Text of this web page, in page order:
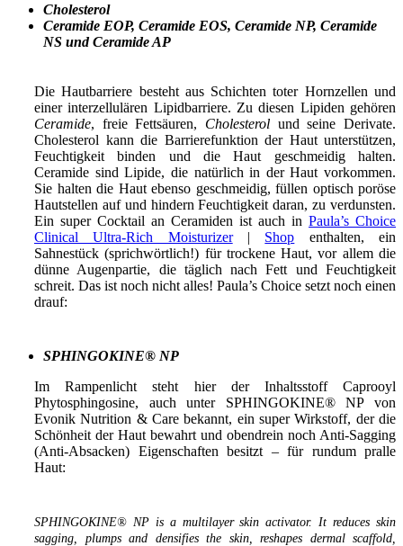
Cholesterol
Ceramide EOP, Ceramide EOS, Ceramide NP, Ceramide
NS und Ceramide AP
Die Hautbarriere besteht aus Schichten toter Hornzellen und
einer interzellulären Lipidbarriere. Zu diesen Lipiden gehören
Ceramide, freie Fettsäuren, Cholesterol und seine Derivate.
Cholesterol kann die Barrierefunktion der Haut unterstützen,
Feuchtigkeit binden und die Haut geschmeidig halten.
Ceramide sind Lipide, die natürlich in der Haut vorkommen.
Sie halten die Haut ebenso geschmeidig, füllen optisch poröse
Hautstellen auf und hindern Feuchtigkeit daran, zu verdunsten.
Ein super Cocktail an Ceramiden ist auch in Paula’s Choice
Clinical Ultra-Rich Moisturizer| Shop enthalten, ein
Sahnestück (sprichwörtlich!) für trockene Haut, vor allem die
dünne Augenpartie, die täglich nach Fett und Feuchtigkeit
schreit. Das ist noch nicht alles! Paula’s Choice setzt noch einen
drauf:
SPHINGOKINE® NP
Im Rampenlicht steht hier der Inhaltsstoff Caprooyl
Phytosphingosine, auch unter SPHINGOKINE® NP von
Evonik Nutrition & Care bekannt, ein super Wirkstoff, der die
Schönheit der Haut bewahrt und obendrein noch Anti-Sagging
(Anti-Absacken) Eigenschaften besitzt – für rundum pralle
Haut:
SPHINGOKINE® NP is a multilayer skin activator. It reduces skin
sagging, plumps and densifies the skin, reshapes dermal scaffold,